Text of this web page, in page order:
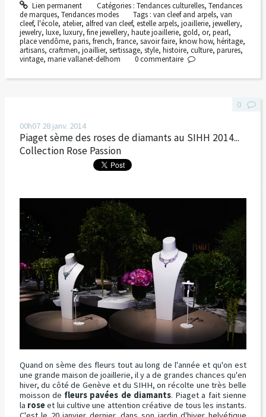
Lien permanent Catégories : Tendances culturelles, Tendances
de marques, Tendances modes Tags :van cleef and arpels,van
cleef, l'école, atelier, alfred van cleef, estelle arpels, joaillerie, jewellery,
jewelry, luxe, luxury, fine jewellery, haute joaillerie, gold, or, pearl,
place vendôme, paris, french, france, savoir faire, know how, héritage,
artisans, craftmen, joaillier, sertissage, style, histoire, culture, parures,
vintage, marie vallanet-delhom 0commentaire
00h07 28 janv. 2014
Piaget sème des roses de diamants au SIHH 2014...
Collection Rose Passion
Quand on sème des fleurs tout au long de l'année et qu'on est
une grande maison de joaillerie, il y a de grandes chances qu'en
hiver, du côté de Genève et du SIHH, on récolte une très belle
moisson de fleurs pavées de diamants. Piaget a fait sienne
la roseet lui cultive une attention créative de tous les instants.
0